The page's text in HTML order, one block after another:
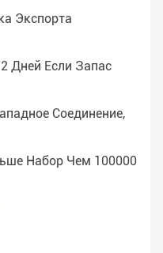
Экспорта
2 Дней Если Запас
Соединение,
Набор Чем 100000